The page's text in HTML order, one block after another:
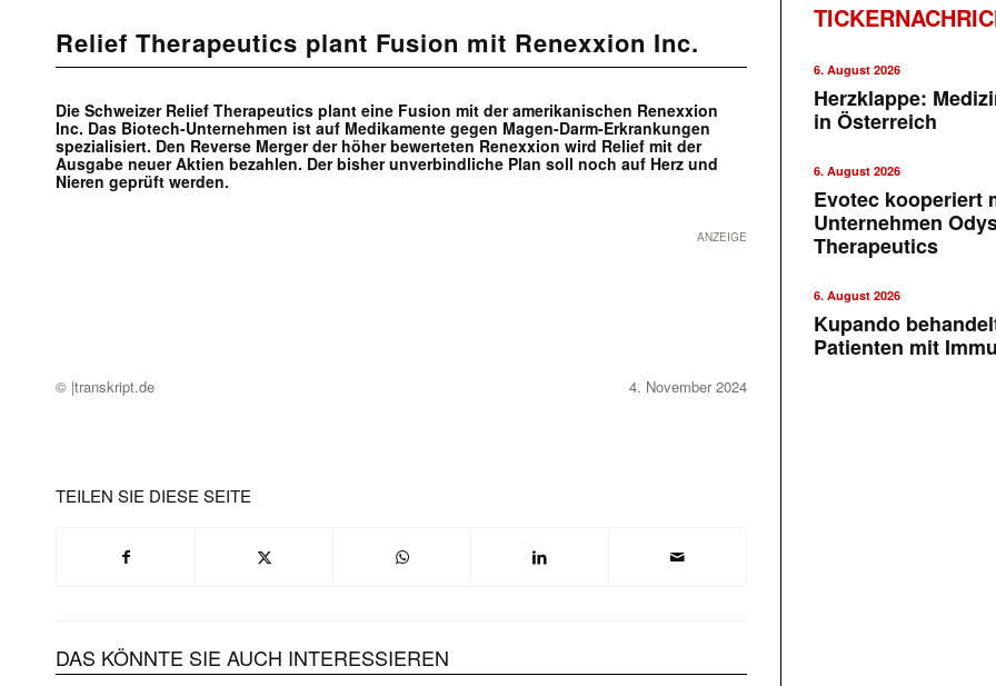
Relief Therapeutics plant Fusion mit Renexxion Inc.
Die Schweizer Relief Therapeutics plant eine Fusion mit der amerikanischen Renexxion
Inc. Das Biotech-Unternehmen ist auf Medikamente gegen Magen-Darm-Erkrankungen
spezialisiert. Den Reverse Merger der höher bewerteten Renexxion wird Relief mit der
Ausgabe neuer Aktien bezahlen. Der bisher unverbindliche Plan soll noch auf Herz und
Nieren geprüft werden.
ANZEIGE
© |transkript.de 4. November 2024
TEILEN SIE DIESE SEITE
DAS KÖNNTE SIE AUCH INTERESSIEREN
6. August 2026
Herzklappe:
in Österreich
6. August 2026
Evotec kooperiert
Unternehmen
Therapeutics
6. August 2026
Kupando
Patienten mit